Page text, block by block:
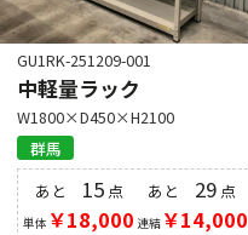
GU1RK-251209-001
中軽量ラック
W1800×D450×H2100
群馬
あと 15点
単体 ￥18,000
あと 29 点
連結￥14,000